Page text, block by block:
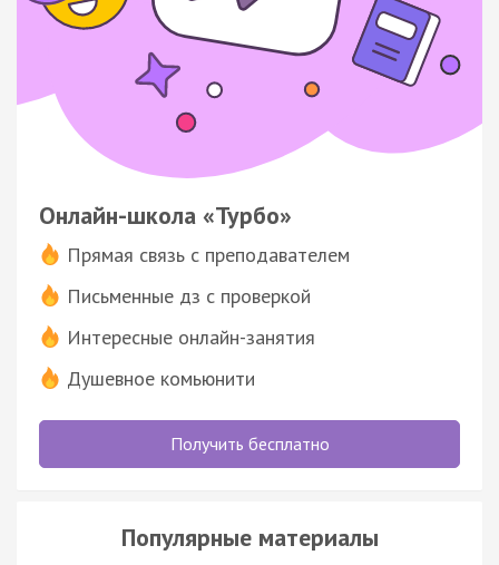
Онлайн-школа «Турбо»
Прямая связь с преподавателем
Письменные дз с проверкой
Интересные онлайн-занятия
Душевное комьюнити
Получить бесплатно
Популярные материалы